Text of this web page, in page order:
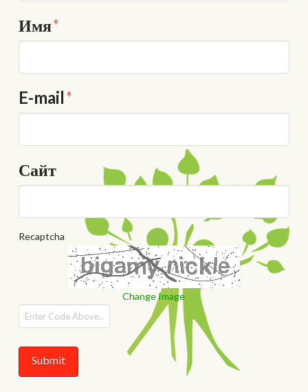
Имя*
E-mail*
Сайт
Recaptcha
Change Image